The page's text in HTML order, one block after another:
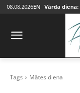
08.08.2026EN Vārda diena:
Tags Mātes diena